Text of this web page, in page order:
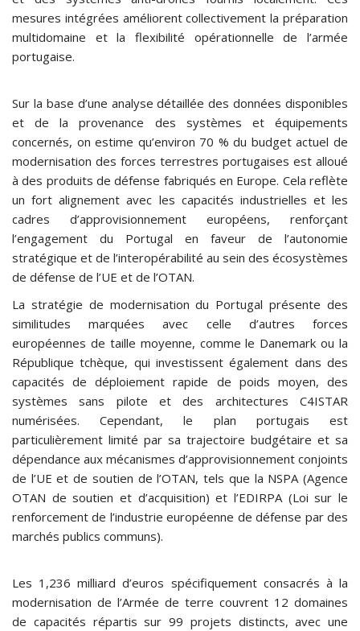
mesures intégrées améliorent collectivement la préparation
multidomaine et la flexibilité opérationnelle de l’armée
portugaise.
Sur la base d’une analyse détaillée des données disponibles
et de la provenance des systèmes et équipements
concernés, on estime qu’environ 70 % du budget actuel de
modernisation des forces terrestres portugaises est alloué
à des produits de défense fabriqués en Europe. Cela reflète
un fort alignement avec les capacités industrielles et les
cadres d’approvisionnement européens, renforçant
l’engagement du Portugal en faveur de l’autonomie
stratégique et de l’interopérabilité au sein des écosystèmes
de défense de l’UE et de l’OTAN.
La stratégie de modernisation du Portugal présente des
similitudes marquées avec celle d’autres forces
européennes de taille moyenne, comme le Danemark ou la
République tchèque, qui investissent également dans des
capacités de déploiement rapide de poids moyen, des
systèmes sans pilote et des architectures C4ISTAR
numérisées. Cependant, le plan portugais est
particulièrement limité par sa trajectoire budgétaire et sa
dépendance aux mécanismes d’approvisionnement conjoints
de l’UE et de soutien de l’OTAN, tels que la NSPA (Agence
OTAN de soutien et d’acquisition) et l’EDIRPA (Loi sur le
renforcement de l’industrie européenne de défense par des
marchés publics communs).
Les 1,236 milliard d’euros spécifiquement consacrés à la
modernisation de l’Armée de terre couvrent 12 domaines
de capacités répartis sur 99 projets distincts, avec une